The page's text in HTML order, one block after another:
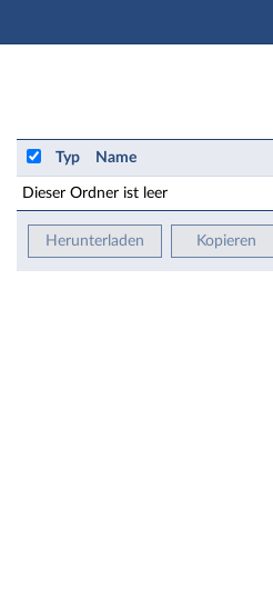
Vorlesung: 1166350 ME-
Typ Name
Dieser Ordner ist leer
Herunterladen Kopieren